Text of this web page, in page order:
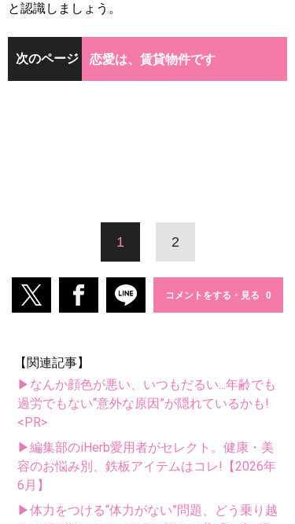
と認識しましょう。
次のページ 恋愛は、賃貸物件です
1 2
コメントをする・見る
【関連記事】
▶なんか顔色が悪い、いつもだるい...年齢でも
過労でもない“意外な原因”が隠れているかも!
<PR>
▶編集部のiHerb愛用者がセレクト。健康・美
容のお悩み別、鉄板アイテムはコレ!【2026年
6月】
▶体力をつける“体力がない”問題、どう乗り越